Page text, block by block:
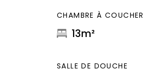
CHAMBRE À COUCHER
13m²
SALLE DE DOUCHE